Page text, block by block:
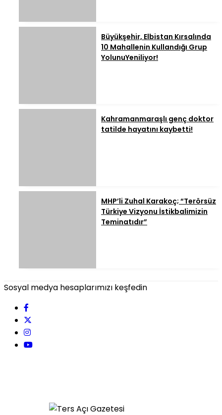
Büyükşehir, Elbistan Kırsalında
10 Mahallenin Kullandığı Grup
YolunuYeniliyor!
Kahramanmaraşlı genç doktor
tatilde hayatını kaybetti!
MHP’li Zuhal Karakoç; “Terörsüz
Türkiye Vizyonu İstikbalimizin
Teminatıdır”
Sosyal medya hesaplarımızı keşfedin